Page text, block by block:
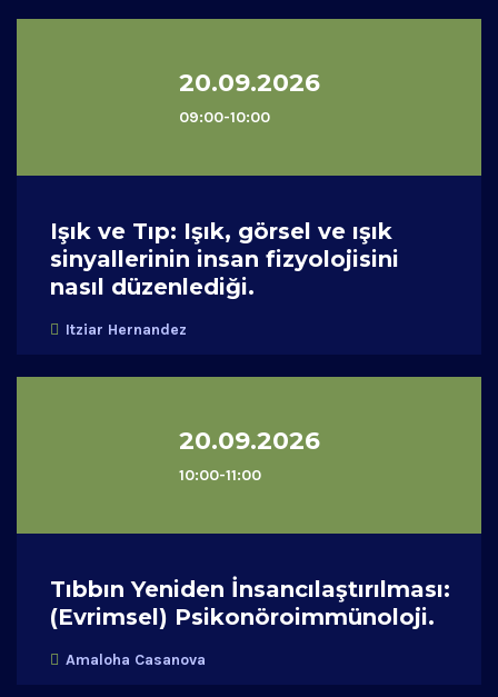
20.09.2026
09:00-10:00
Işık ve Tıp: Işık, görsel ve ışık
sinyallerinin insan fizyolojisini
nasıl düzenlediği.
Itziar Hernandez
20.09.2026
10:00-11:00
Tıbbın Yeniden İnsancılaştırılması:
(Evrimsel) Psikonöroimmünoloji.
Amaloha Casanova